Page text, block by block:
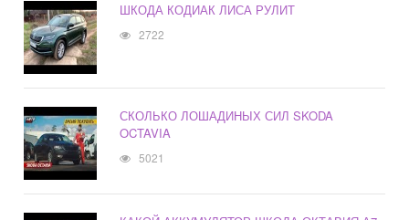
ШКОДА КОДИАК ЛИСА РУЛИТ
2722
СКОЛЬКО ЛОШАДИНЫХ СИЛ SKODA
OCTAVIA
5021